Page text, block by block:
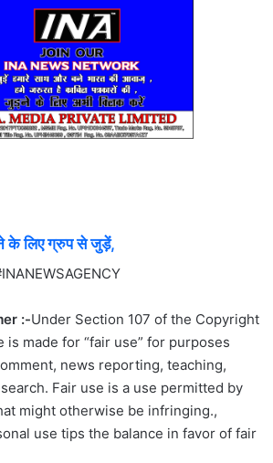
के लिए ग्रुप से जुड़ें,
:-Under Section 107 of the Copyright
is made for “fair use” for purposes
news reporting, teaching,
Fair use is a use permitted by
might otherwise be infringing.,
use tips the balance in favor of fair